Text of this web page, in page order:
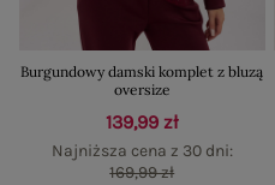
Burgundowy damski komplet z bluzą
oversize
139,99 zł
Najniższa cena z 30 dni:
169,99 zł